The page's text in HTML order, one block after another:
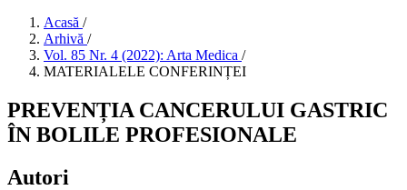
Acasă /
Arhivă /
Vol. 85 Nr. 4 (2022): Arta Medica /
MATERIALELE CONFERINȚEI
PREVENȚIA CANCERULUI GASTRIC
ÎN BOLILE PROFESIONALE
Autori